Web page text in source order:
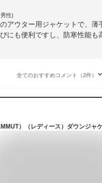
性)
アウター用ジャケットで、薄
にも便利ですし、防寒性能も
全てのおすすめコメント（2件）